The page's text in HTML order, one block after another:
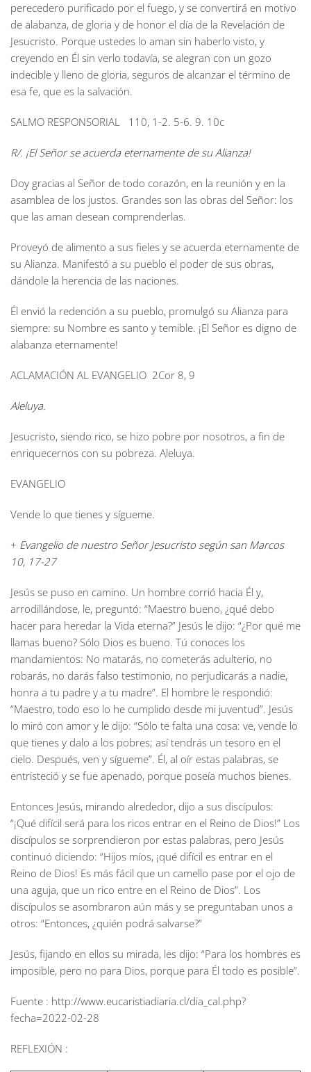
perecedero purificado por el fuego, y se convertirá en motivo
de alabanza, de gloria y de honor el día de la Revelación de
Jesucristo. Porque ustedes lo aman sin haberlo visto, y
creyendo en Él sin verlo todavía, se alegran con un gozo
indecible y lleno de gloria, seguros de alcanzar el término de
esa fe, que es la salvación.
SALMO RESPONSORIAL 110, 1-2. 5-6. 9. 10c
R/. ¡El Señor se acuerda eternamente de su Alianza!
Doy gracias al Señor de todo corazón, en la reunión y en la
asamblea de los justos. Grandes son las obras del Señor: los
que las aman desean comprenderlas.
Proveyó de alimento a sus fieles y se acuerda eternamente de
su Alianza. Manifestó a su pueblo el poder de sus obras,
dándole la herencia de las naciones.
Él envió la redención a su pueblo, promulgó su Alianza para
siempre: su Nombre es santo y temible. ¡El Señor es digno de
alabanza eternamente!
ACLAMACIÓN AL EVANGELIO 2Cor 8, 9
Aleluya.
Jesucristo, siendo rico, se hizo pobre por nosotros, a fin de
enriquecernos con su pobreza. Aleluya.
EVANGELIO
Vende lo que tienes y sígueme.
+ Evangelio de nuestro Señor Jesucristo según san Marcos
10, 17-27
Jesús se puso en camino. Un hombre corrió hacia Él y,
arrodillándose, le, preguntó: “Maestro bueno, ¿qué debo
hacer para heredar la Vida eterna?” Jesús le dijo: “¿Por qué me
llamas bueno? Sólo Dios es bueno. Tú conoces los
mandamientos: No matarás, no cometerás adulterio, no
robarás, no darás falso testimonio, no perjudicarás a nadie,
honra a tu padre y a tu madre”. El hombre le respondió:
“Maestro, todo eso lo he cumplido desde mi juventud”. Jesús
lo miró con amor y le dijo: “Sólo te falta una cosa: ve, vende lo
que tienes y dalo a los pobres; así tendrás un tesoro en el
cielo. Después, ven y sígueme”. Él, al oír estas palabras, se
entristeció y se fue apenado, porque poseía muchos bienes.
Entonces Jesús, mirando alrededor, dijo a sus discípulos:
“¡Qué difícil será para los ricos entrar en el Reino de Dios!” Los
discípulos se sorprendieron por estas palabras, pero Jesús
continuó diciendo: “Hijos míos, ¡qué difícil es entrar en el
Reino de Dios! Es más fácil que un camello pase por el ojo de
una aguja, que un rico entre en el Reino de Dios”. Los
discípulos se asombraron aún más y se preguntaban unos a
otros: “Entonces, ¿quién podrá salvarse?”
Jesús, fijando en ellos su mirada, les dijo: “Para los hombres es
imposible, pero no para Dios, porque para Él todo es posible”.
Fuente : http://www.eucaristiadiaria.cl/dia_cal.php?
fecha=2022-02-28
REFLEXIÓN :